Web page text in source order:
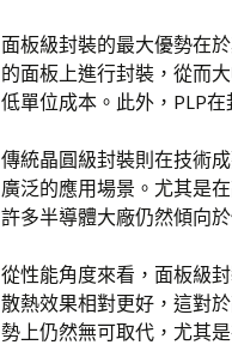
面板級封裝的最大優勢在
的面板上進行封裝，從而
低單位成本。此外，PLP
傳統晶圓級封裝則在技術
廣泛的應用場景。尤其是
許多半導體大廠仍然傾向
從性能角度來看，面板級
散熱效果相對更好，這對
勢上仍然無可取代，尤其